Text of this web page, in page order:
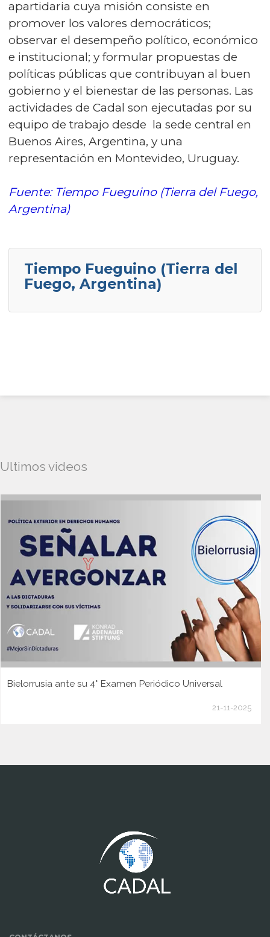
apartidaria cuya misión consiste en
promover los valores democráticos;
observar el desempeño político, económico
e institucional; y formular propuestas de
políticas públicas que contribuyan al buen
gobierno y el bienestar de las personas. Las
actividades de Cadal son ejecutadas por su
equipo de trabajo desde la sede central en
Buenos Aires, Argentina, y una
representación en Montevideo, Uruguay.
Fuente: Tiempo Fueguino (Tierra del Fuego,
Argentina)
Tiempo Fueguino (Tierra del
Fuego, Argentina)
Ultimos videos
Bielorrusia ante su 4° Examen Periódico Universal
21-11-2025